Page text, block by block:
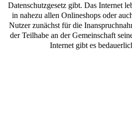
Datenschutzgesetz gibt. Das Internet
in nahezu allen Onlineshops oder
Nutzer zunächst für die
der Teilhabe an der Gemeinschaft
Internet gibt es